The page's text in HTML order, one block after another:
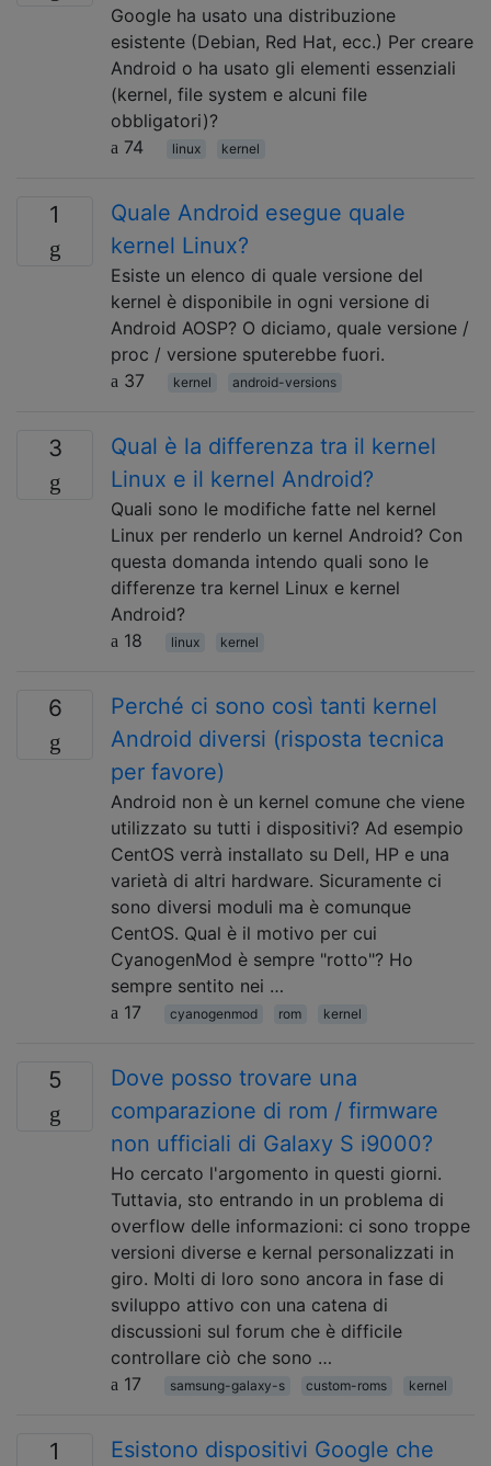
Google ha usato una distribuzione
esistente (Debian, Red Hat, ecc.) Per creare
Android o ha usato gli elementi essenziali
(kernel, file system e alcuni file
obbligatori)?
74
linux kernel
1
Quale Android esegue quale
kernel Linux?
Esiste un elenco di quale versione del
kernel è disponibile in ogni versione di
Android AOSP? O diciamo, quale versione /
proc / versione sputerebbe fuori.
37
kernel android-versions
3
Qual è la differenza tra il kernel
Linux e il kernel Android?
Quali sono le modifiche fatte nel kernel
Linux per renderlo un kernel Android? Con
questa domanda intendo quali sono le
differenze tra kernel Linux e kernel
Android?
18
linux kernel
6
Perché ci sono così tanti kernel
Android diversi (risposta tecnica
per favore)
Android non è un kernel comune che viene
utilizzato su tutti i dispositivi? Ad esempio
CentOS verrà installato su Dell, HP e una
varietà di altri hardware. Sicuramente ci
sono diversi moduli ma è comunque
CentOS. Qual è il motivo per cui
CyanogenMod è sempre "rotto"? Ho
sempre sentito nei …
17
cyanogenmod rom kernel
5
Dove posso trovare una
comparazione di rom / firmware
non ufficiali di Galaxy S i9000?
Ho cercato l'argomento in questi giorni.
Tuttavia, sto entrando in un problema di
overflow delle informazioni: ci sono troppe
versioni diverse e kernal personalizzati in
giro. Molti di loro sono ancora in fase di
sviluppo attivo con una catena di
discussioni sul forum che è difficile
controllare ciò che sono …
17
samsung-galaxy-s custom-roms kernel
1
Esistono dispositivi Google che